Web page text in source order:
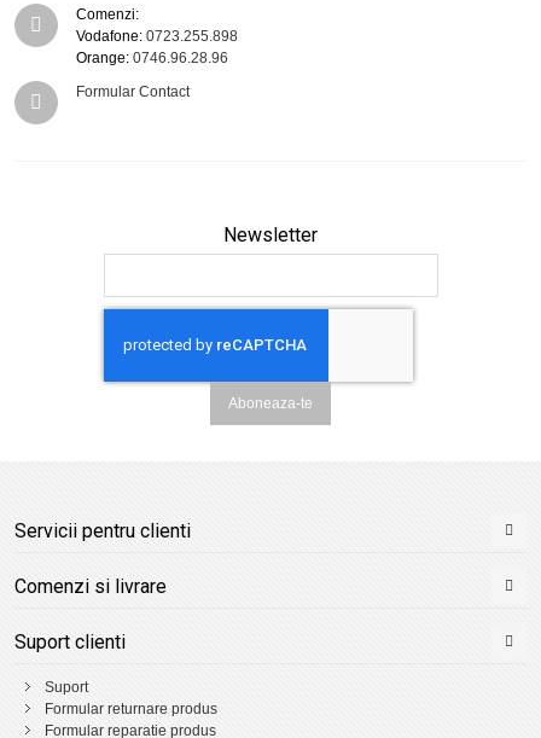
Comenzi:
Vodafone: 0723.255.898
Orange: 0746.96.28.96
Formular Contact
Newsletter
Aboneaza-te
Servicii pentru clienti
Comenzi si livrare
Suport clienti
Suport
Formular returnare produs
Formular reparatie produs